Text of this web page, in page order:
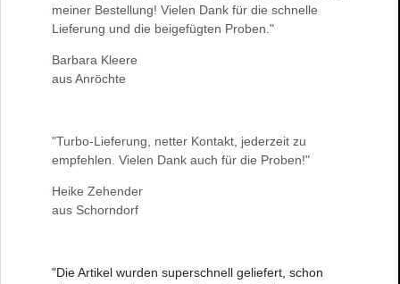
meiner Bestellung! Vielen Dank für die schnelle
Lieferung und die beigefügten Proben."
Barbara Kleere
aus Anröchte
"Turbo-Lieferung, netter Kontakt, jederzeit zu
empfehlen. Vielen Dank auch für die Proben!"
Heike Zehender
aus Schorndorf
"Die Artikel wurden superschnell geliefert, schon